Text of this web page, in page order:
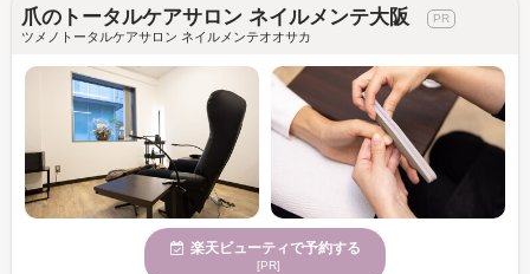
爪のトータルケアサロン ネイルメンテ大阪
ツメノトータルケアサロン ネイルメンテオオサカ
楽天ビューティで予約する
[PR]